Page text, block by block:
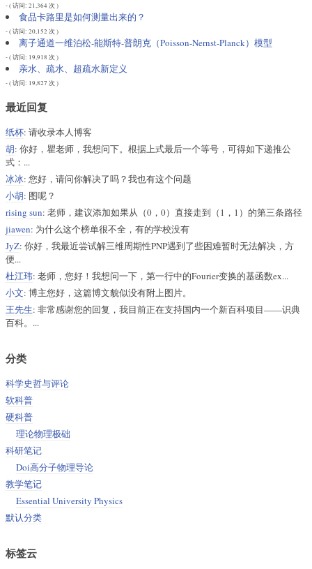
- ( 访问: 21,364 次 )
食品卡路里是如何测量出来的？
- ( 访问: 20,152 次 )
离子通道一维泊松-能斯特-普朗克（Poisson-Nernst-Planck）模型
- ( 访问: 19,918 次 )
亲水、疏水、超疏水新定义
- ( 访问: 19,827 次 )
最近回复
纸杯: 请收录本人博客
胡: 你好，瞿老师，我想问下。根据上式最后一个等号，可得如下递推公
式：...
冰冰: 您好，请问你解决了吗？我也有这个问题
小胡: 图呢？
rising sun: 老师，建议添加如果从（0，0）直接走到（1，1）的第三条路径
jiawen: 为什么这个榜单很不全，有的学校没有
JyZ: 你好，我最近尝试解三维周期性PNP遇到了些困难暂时无法解决，方
便...
杜江玮: 老师，您好！我想问一下，第一行中的Fourier变换的基函数ex...
小文: 博主您好，这篇博文貌似没有附上图片。
王先生: 非常感谢您的回复，我目前正在支持国内一个新百科项目——识典
百科。...
分类
科学史哲与评论
软科普
硬科普
理论物理极础
科研笔记
Doi高分子物理导论
教学笔记
Essential University Physics
默认分类
标签云